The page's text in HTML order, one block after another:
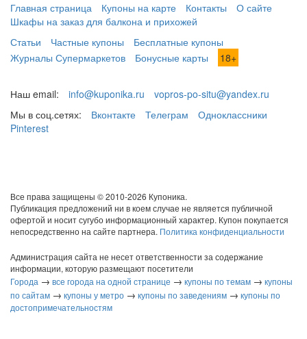
Главная страница Купоны на карте Контакты
О сайте
Шкафы на заказ для балкона и прихожей
Статьи
Частные купоны
Бесплатные купоны
Журналы Супермаркетов
Бонусные карты 18+
Наш email: info@kuponika.ru
vopros-po-situ@yandex.ru
Мы в соц.сетях:
Вконтакте Телеграм
Одноклассники
Pinterest
Все права защищены © 2010-2026 Купоника.
Публикация предложений ни в коем случае не является публичной
офертой и носит сугубо информационный характер. Купон покупается
непосредственно на сайте партнера. Политика конфиденциальности
Администрация сайта не несет ответственности за содержание
информации, которую размещают посетители
Города → все города на одной странице → купоны по темам → купоны
по сайтам → купоны у метро → купоны по заведениям → купоны по
достопримечательностям